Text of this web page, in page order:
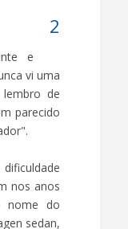
e
vi uma
de
parecido
nos anos
nome do
sedan,